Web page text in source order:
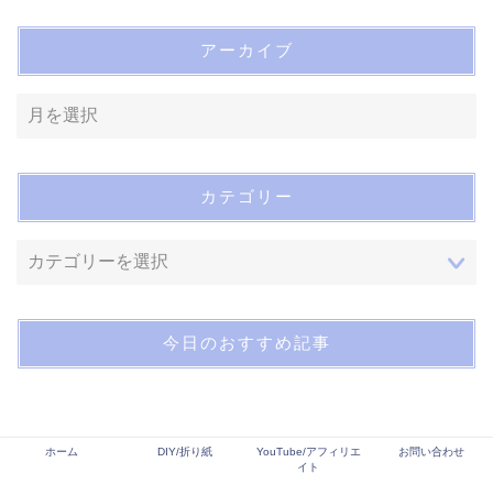
アーカイブ
カテゴリー
今日のおすすめ記事
ホーム DIY/折り紙
YouTube/アフィリエ
イト
お問い合わせ